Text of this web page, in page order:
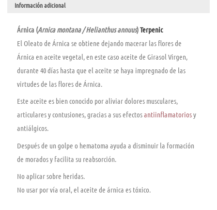
Información adicional
Árnica (Arnica montana / Helianthus annuus)Terpenic
El Oleato de Árnica se obtiene dejando macerar las flores de
Árnica en aceite vegetal, en este caso aceite de Girasol Virgen,
durante 40 dí­as hasta que el aceite se haya impregnado de las
virtudes de las flores de Árnica.
Este aceite es bien conocido por aliviar dolores musculares,
articulares y contusiones, gracias a sus efectosantiinflamatoriosy
antiálgicos.
Después de un golpe o hematoma ayuda a disminuir la formación
de morados y facilita su reabsorción.
No aplicar sobre heridas.
No usar por ví­a oral, el aceite de árnica es tóxico.